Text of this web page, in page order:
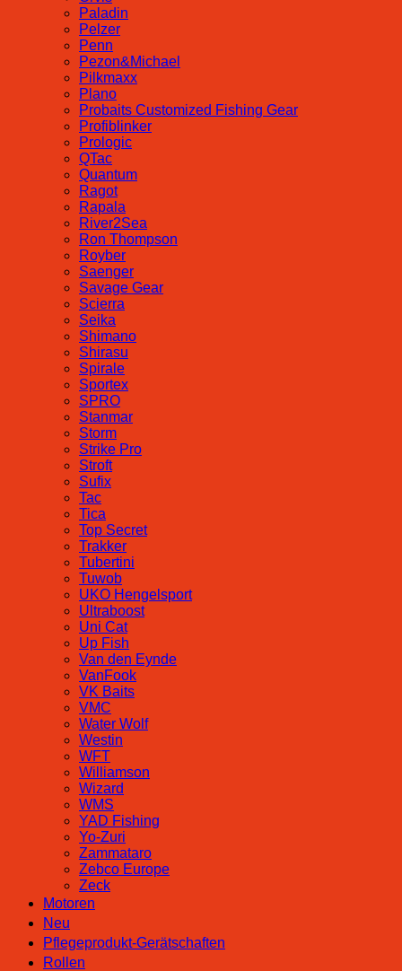
Paladin
Pelzer
Penn
Pezon&Michael
Pilkmaxx
Plano
Probaits Customized Fishing Gear
Profiblinker
Prologic
QTac
Quantum
Ragot
Rapala
River2Sea
Ron Thompson
Royber
Saenger
Savage Gear
Scierra
Seika
Shimano
Shirasu
Spirale
Sportex
SPRO
Stanmar
Storm
Strike Pro
Stroft
Sufix
Tac
Tica
Top Secret
Trakker
Tubertini
Tuwob
UKO Hengelsport
Ultraboost
Uni Cat
Up Fish
Van den Eynde
VanFook
VK Baits
VMC
Water Wolf
Westin
WFT
Williamson
Wizard
WMS
YAD Fishing
Yo-Zuri
Zammataro
Zebco Europe
Zeck
Motoren
Neu
Pflegeprodukt-Gerätschaften
Rollen